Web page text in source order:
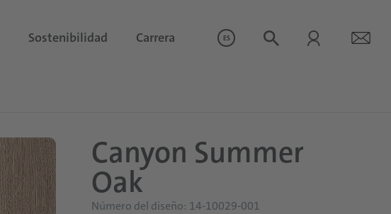
Sostenibilidad Carrera ES
Canyon Summer
Oak
Número del diseño: 14-10029-001